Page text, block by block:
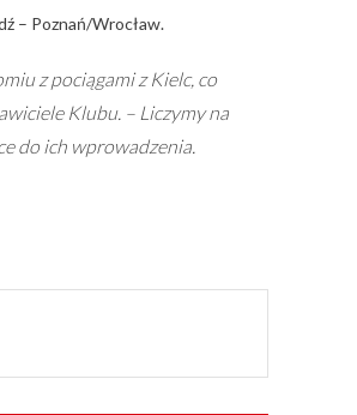
– Poznań/Wrocław.
z pociągami z Kielc, co
Klubu. – Liczymy na
do ich wprowadzenia.